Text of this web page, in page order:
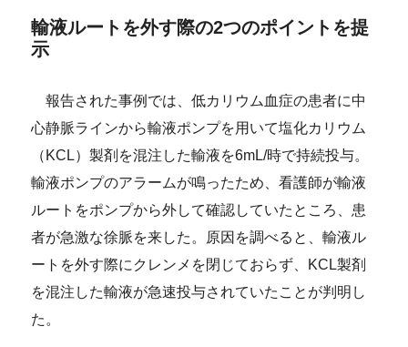
輸液ルートを外す際の2つのポイントを提
示
報告された事例では、低カリウム血症の患者に中
心静脈ラインから輸液ポンプを用いて塩化カリウム
（KCL）製剤を混注した輸液を6mL/時で持続投与。
輸液ポンプのアラームが鳴ったため、看護師が輸液
ルートをポンプから外して確認していたところ、患
者が急激な徐脈を来した。原因を調べると、輸液ル
ートを外す際にクレンメを閉じておらず、KCL製剤
を混注した輸液が急速投与されていたことが判明し
た。